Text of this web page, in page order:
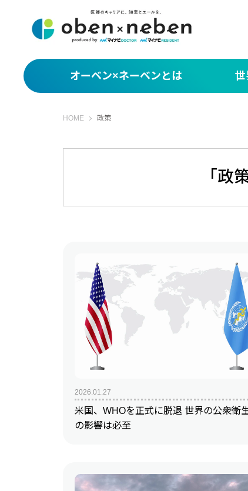
オーベン×ネーベンとは 世
編集部セレク
HOME オーベン×ネーベン
政策
「政
2026.01.27
米国、WHOを正式に脱退 世界の公衆衛
の影響は必至